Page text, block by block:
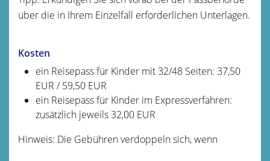
über die in Ihrem Einzelfall erforderlichen Unterlagen.
Kosten
ein Reisepass für Kinder mit 32/48 Seiten: 37,50
EUR / 59,50 EUR
ein Reisepass für Kinder im Expressverfahren:
zusätzlich jeweils 32,00 EUR
Hinweis: Die Gebühren verdoppeln sich, wenn